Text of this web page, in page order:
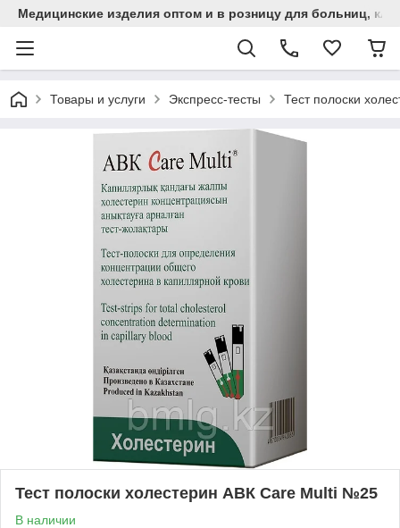
Медицинские изделия оптом и в розницу для больниц,
Товары и услуги Экспресс-тесты Тест полоски
Тест полоски холестерин АВК Care Multi №25
В наличии